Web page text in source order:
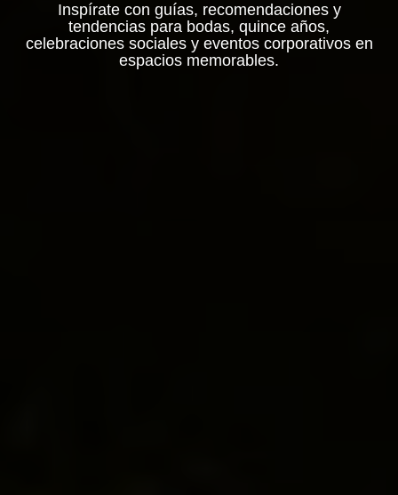
Inspírate con guías, recomendaciones y
tendencias para bodas, quince años,
celebraciones sociales y eventos corporativos en
espacios memorables.